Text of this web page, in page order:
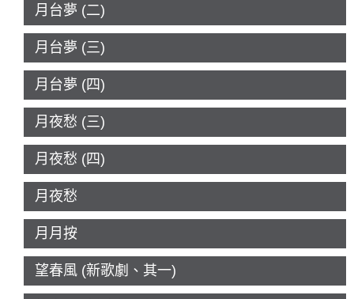
月台夢 (二)
月台夢 (三)
月台夢 (四)
月夜愁 (三)
月夜愁 (四)
月夜愁
月月按
望春風 (新歌劇、其一)